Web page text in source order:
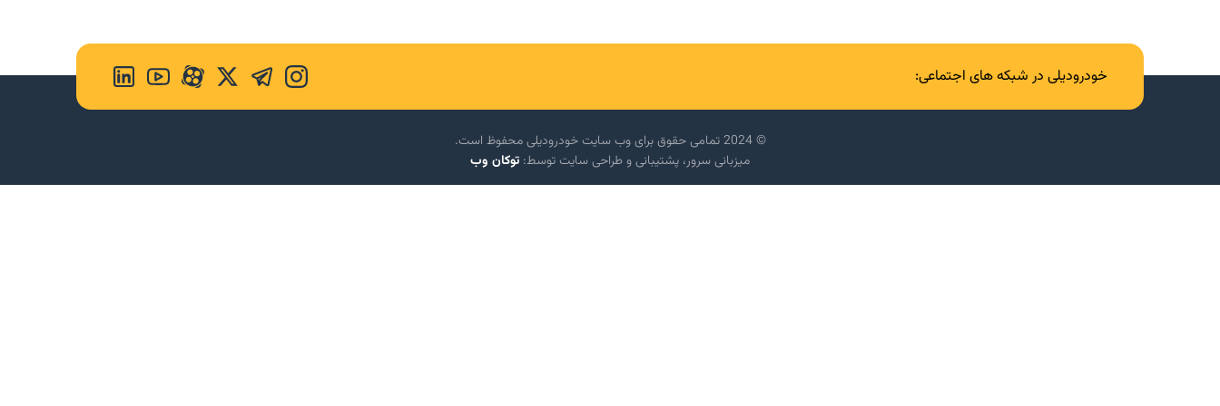
خودرودیلی در شبکه های اجتماعی:
© 2024 تمامی حقوق برای وب سایت خودرودیلی محفوظ است.
میزبانی سرور، پشتیبانی و طراحی سایت توسط: توکان وب